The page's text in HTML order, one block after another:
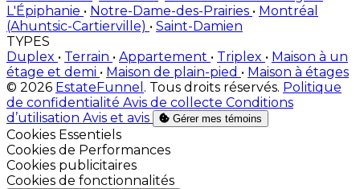
L'Épiphanie • Notre-Dame-des-Prairies • Montréal
(Ahuntsic-Cartierville) • Saint-Damien
TYPES
Duplex • Terrain • Appartement • Triplex • Maison à un
étage et demi • Maison de plain-pied • Maison à étages
© 2026 EstateFunnel . Tous droits réservés. Politique
de confidentialité Avis de collecte Conditions
d’utilisation Avis et avis Gérer mes témoins
Activer
Cookies Essentiels
Activer
Cookies de Performances
Activer
Cookies publicitaires
Activer
Cookies de fonctionnalités